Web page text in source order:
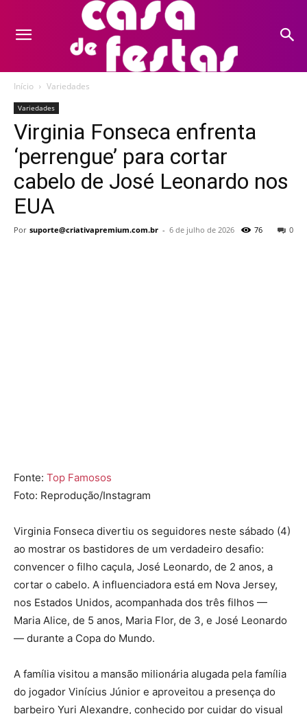
Início Variedades
Variedades
Virginia Fonseca enfrenta
‘perrengue’ para cortar
cabelo de José Leonardo nos
EUA
Por suporte@criativapremium.com.br - 6 de julho de 2026 0
76
Fonte: Top Famosos
Foto: Reprodução/Instagram
Virginia Fonseca divertiu os seguidores neste sábado (4)
ao mostrar os bastidores de um verdadeiro desafio:
convencer o filho caçula, José Leonardo, de 2 anos, a
cortar o cabelo. A influenciadora está em Nova Jersey,
nos Estados Unidos, acompanhada dos três filhos —
Maria Alice, de 5 anos, Maria Flor, de 3, e José Leonardo
— durante a Copa do Mundo.
A família visitou a mansão milionária alugada pela família
do jogador Vinícius Júnior e aproveitou a presença do
barbeiro Yuri Alexandre, conhecido por cuidar do visual